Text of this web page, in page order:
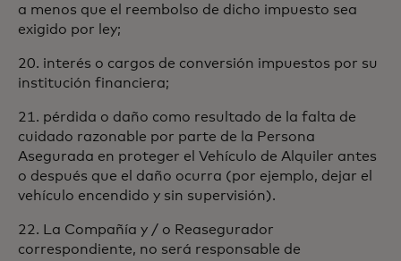
a menos que el reembolso de dicho impuesto sea
exigido por ley;
20. interés o cargos de conversión impuestos por su
institución financiera;
21. pérdida o daño como resultado de la falta de
cuidado razonable por parte de la Persona
Asegurada en proteger el Vehículo de Alquiler antes
o después que el daño ocurra (por ejemplo, dejar el
vehículo encendido y sin supervisión).
22. La Compañía y / o Reasegurador
correspondiente, no será responsable de